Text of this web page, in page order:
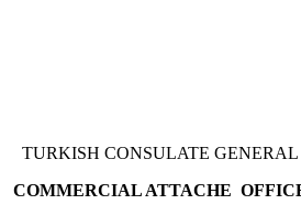
TURKISH CONSULATE GENERAL
COMMERCIAL ATTACHE